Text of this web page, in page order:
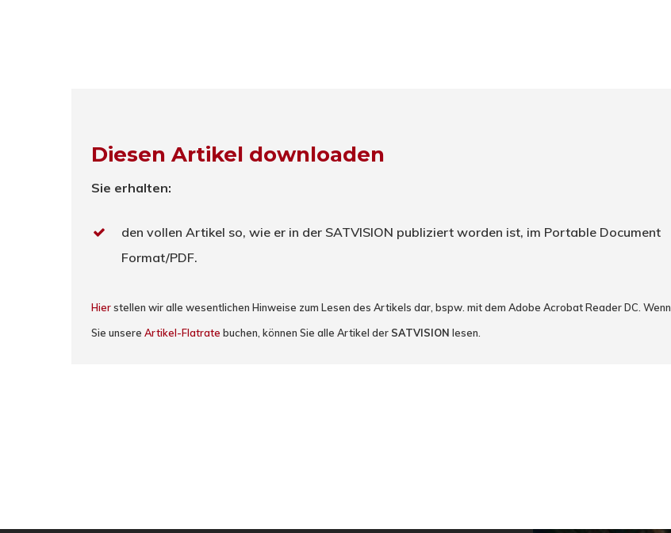
Diesen Artikel downloaden
Sie erhalten:
den vollen Artikel so, wie er in der SATVISION publiziert worden ist, im Portable Document
Format/PDF.
Hierstellen wir alle wesentlichen Hinweise zum Lesen des Artikels dar, bspw. mit dem Adobe Acrobat Reader DC. Wenn
Sie unsere Artikel-Flatrate buchen, können Sie alle Artikel der SATVISION lesen.